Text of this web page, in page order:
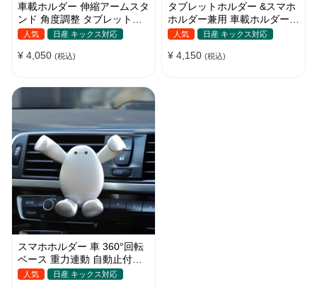
車載ホルダー 伸縮アームスタ
ンド 角度調整 タブレットホ
ルダー スマホ 折り畳み ipad
人気 日産 キックス対応
¥ 4,050 (税込)
タブレットホルダー &スマホ
ホルダー兼用 車載ホルダー
吸盤 ダッシュボード
人気 日産 キックス対応
¥ 4,150 (税込)
スマホホルダー 車 360°回転
ベース 重力連動 自動止付け
車 スマホスタンド 車載 携帯
人気 日産 キックス対応